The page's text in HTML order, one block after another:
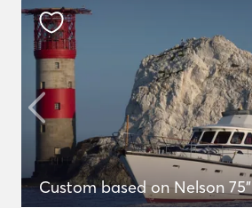
Custom based on Nelson 75"